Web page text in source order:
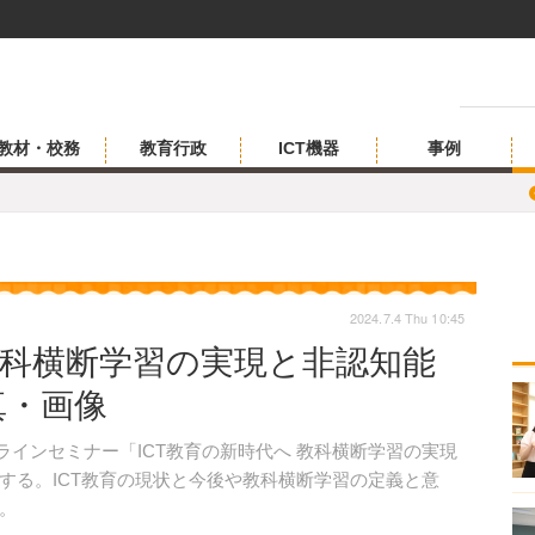
材・校務 教育行政 ICT機器 事例
横断学習の実現と非認知能
画像
ンセミナー「ICT教育の新時代へ 教科横断学習の実現
る。ICT教育の現状と今後や教科横断学習の定義と意
2024.7.4 Thu 10:45